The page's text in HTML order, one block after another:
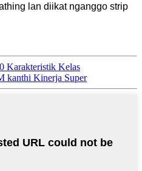
lan diikat nganggo strip
Karakteristik Kelas
kanthi Kinerja Super